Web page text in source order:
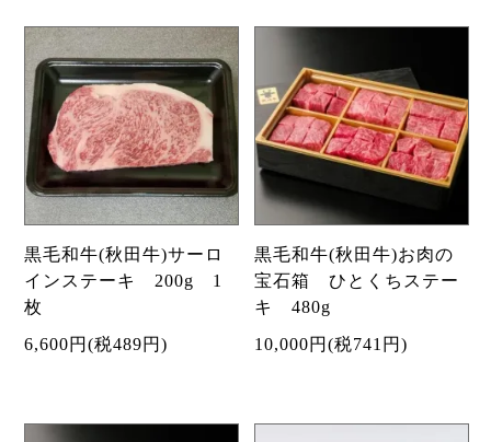
黒毛和牛(秋田牛)サーロ
インステーキ 200g 1
枚
6,600円(税489円)
黒毛和牛(秋田牛)お肉の
宝石箱 ひとくちステー
キ 480g
10,000円(税741円)